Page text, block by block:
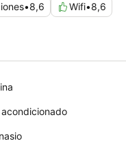
•8,6 Wifi•8,6
acondicionado